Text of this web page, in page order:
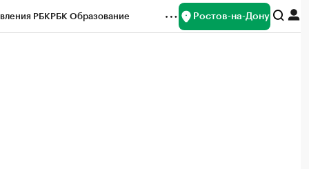
РБКРБК Образование Ростов-на-Дону